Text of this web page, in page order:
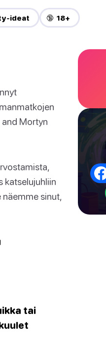
ideat 🔞 18+
and Mortyn
katselujuhliin
sinut,
tai